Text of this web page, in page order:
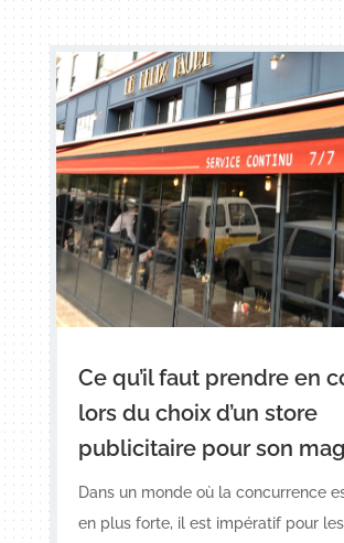
Ce qu’il faut prendre en
lors du choix d’un store
publicitaire pour son
Dans un monde où la concurrence
en plus forte, il est impératif pour les